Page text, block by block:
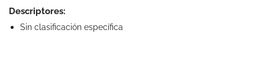
Descriptores:
Sin clasificación específica